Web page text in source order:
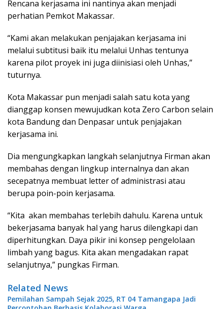
Rencana kerjasama ini nantinya akan menjadi
perhatian Pemkot Makassar.
“Kami akan melakukan penjajakan kerjasama ini
melalui subtitusi baik itu melalui Unhas tentunya
karena pilot proyek ini juga diinisiasi oleh Unhas,”
tuturnya.
Kota Makassar pun menjadi salah satu kota yang
dianggap konsen mewujudkan kota Zero Carbon selain
kota Bandung dan Denpasar untuk penjajakan
kerjasama ini.
Dia mengungkapkan langkah selanjutnya Firman akan
membahas dengan lingkup internalnya dan akan
secepatnya membuat letter of administrasi atau
berupa poin-poin kerjasama.
“Kita akan membahas terlebih dahulu. Karena untuk
bekerjasama banyak hal yang harus dilengkapi dan
diperhitungkan. Daya pikir ini konsep pengelolaan
limbah yang bagus. Kita akan mengadakan rapat
selanjutnya,” pungkas Firman.
Related News
Pemilahan Sampah Sejak 2025, RT 04 Tamangapa Jadi